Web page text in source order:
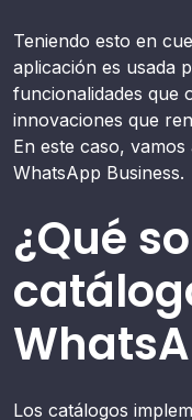
Teniendo esto en
aplicación es usada
funcionalidades que
innovaciones que
En este caso,
WhatsApp Business.
¿Qué
Los catálogos